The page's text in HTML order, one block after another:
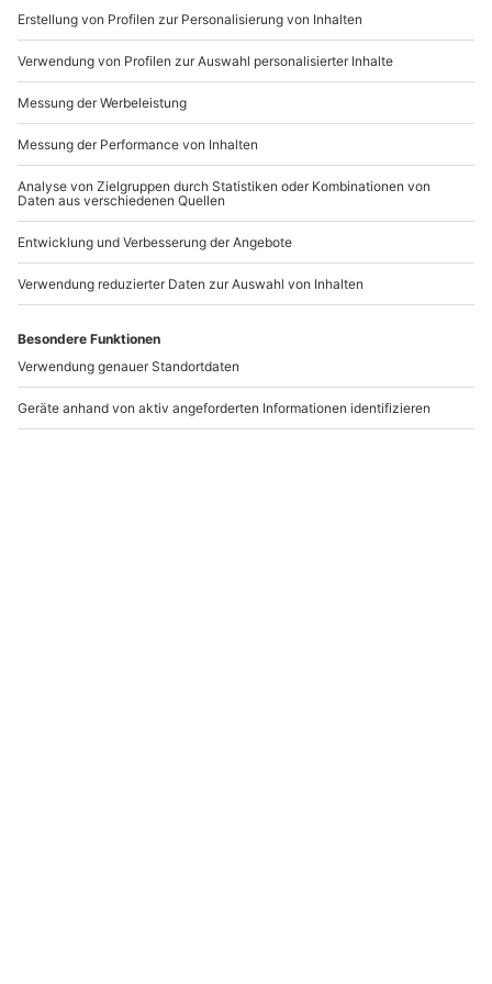
www.b2b.mydays.de/
Artikelnummer:58103
Andere Produkte entdecken
Bogenbau und
Bogenschießen Mainz
Survival Tag Raum Bad
Kreuznach